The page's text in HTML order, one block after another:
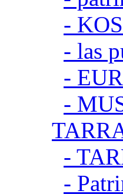
-
- las
-
-
-
-